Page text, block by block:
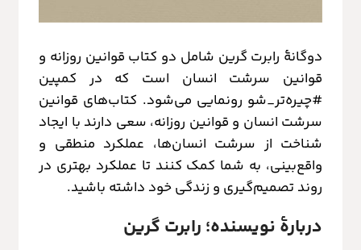
دوگانهٔ رابرت گرین شامل دو کتاب قوانین روزانه و
قوانین سرشت انسان است که در کمپین
#چیره‌تر_شو رونمایی می‌شود. کتاب‌های قوانین
سرشت انسان و قوانین روزانه، سعی دارند با ایجاد
شناخت از سرشت انسان‌ها، عملکرد منطقی و
واقع‌بینی، به شما کمک کنند تا عملکرد بهتری در
روند تصمیم‌گیری و زندگی خود داشته باشید.
دربارهٔ نویسنده؛ رابرت گرین